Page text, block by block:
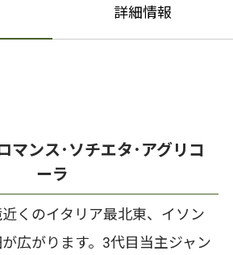
詳細情報
マンス･ソチエタ･アグリコ
ーラ
くのイタリア最北東、イソン
広がります。3代目当主ジャン